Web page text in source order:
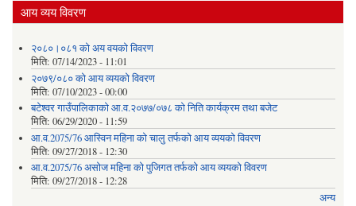
आय व्यय विवरण
२०८०।०८१ को अय वयको विवरण
मिति: 07/14/2023 - 11:01
२०७९/०८० को आय व्ययको विवरण
मिति: 07/10/2023 - 00:00
बटेश्वर गाउँपालिकाको आ.व.२०७७/०७८ को निति कार्यक्रम तथा बजेट
मिति: 06/29/2020 - 11:59
आ.व.2075/76 आस्विन महिना को चालु तर्फको आय व्ययको विवरण
मिति: 09/27/2018 - 12:30
आ.व.2075/76 असोज महिना को पुजिगत तर्फको आय व्ययको विवरण
मिति: 09/27/2018 - 12:28
अन्य